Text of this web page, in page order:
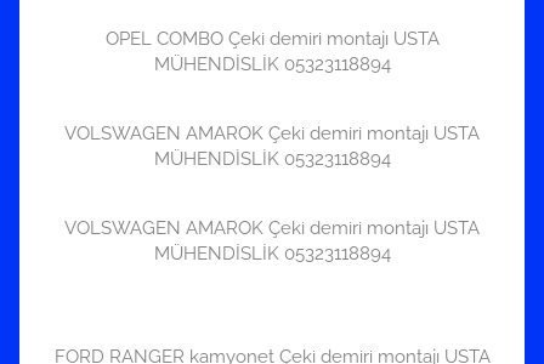
OPEL COMBO Çeki demiri montajı USTA
MÜHENDİSLİK 05323118894
VOLSWAGEN AMAROK Çeki demiri montajı USTA
MÜHENDİSLİK 05323118894
VOLSWAGEN AMAROK Çeki demiri montajı USTA
MÜHENDİSLİK 05323118894
FORD RANGER kamyonet Çeki demiri montajı USTA